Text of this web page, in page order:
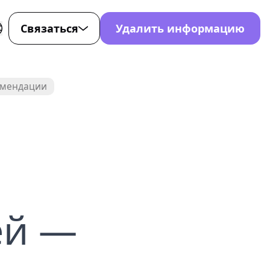
Связаться
221-4353
Удалить информацию
—